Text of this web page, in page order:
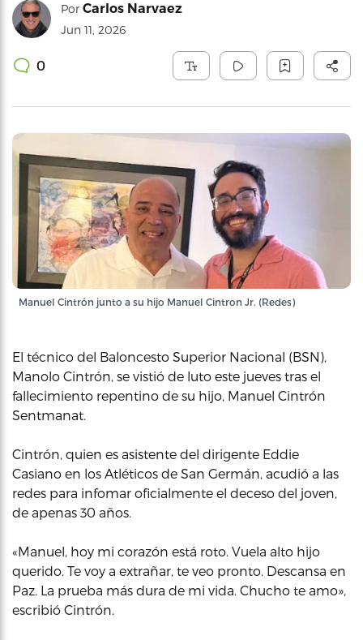
Por Carlos Narvaez
Jun 11, 2026
0
Manuel Cintrón junto a su hijo Manuel Cintron Jr. (Redes)
El técnico del Baloncesto Superior Nacional (BSN),
Manolo Cintrón, se vistió de luto este jueves tras el
fallecimiento repentino de su hijo, Manuel Cintrón
Sentmanat.
Cintrón, quien es asistente del dirigente Eddie
Casiano en los Atléticos de San Germán, acudió a las
redes para infomar oficialmente el deceso del joven,
de apenas 30 años.
«Manuel, hoy mi corazón está roto. Vuela alto hijo
querido. Te voy a extrañar, te veo pronto. Descansa en
Paz. La prueba más dura de mi vida. Chucho te amo»,
escribió Cintrón.